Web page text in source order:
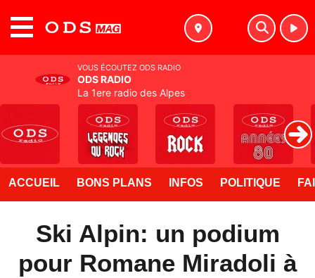
ACCUEIL BONS PLANS INFOS POLITIQUE
Ski Alpin: un podium
pour Romane Miradoli à
VOUS ÉCOUTEZ ODS RADIO
ODS RADIO
La 1ere radio des Alpes